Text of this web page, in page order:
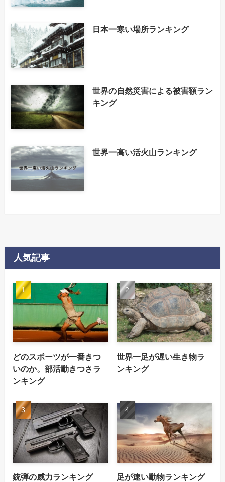
日本一寒い場所ランキング
世界の自然災害による被害額ラン
キング
世界一高い活火山ランキング
人気記事
どのスポーツが一番きつ
いのか。部活動きつさラ
ンキング
世界一足が遅い生き物ラ
ンキング
銃弾の威力ランキング
足が速い動物ランキング